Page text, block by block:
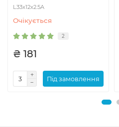
L33x12x2.5A
Очiкується
2
₴ 181
Пiд замовлення